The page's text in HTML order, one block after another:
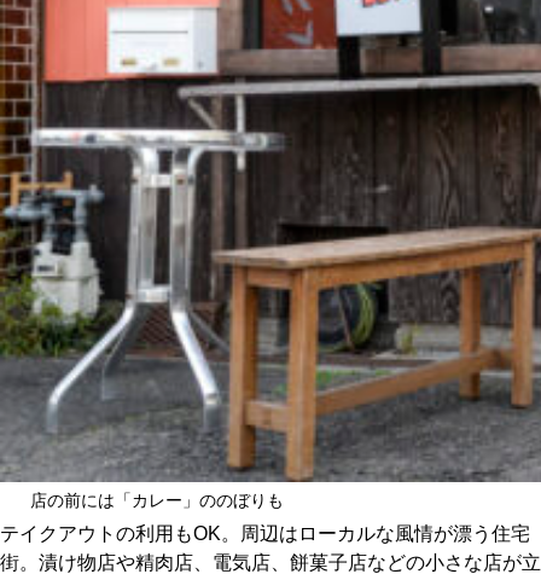
店の前には「カレー」ののぼりも
テイクアウトの利用もOK。周辺はローカルな風情が漂う住宅
街。漬け物店や精肉店、電気店、餅菓子店などの小さな店が立